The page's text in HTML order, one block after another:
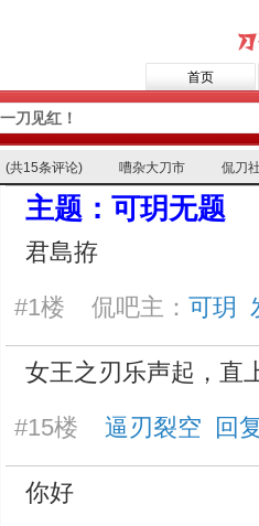
首页
(共15条评论) 嘈杂大刀市 侃刀
主题：可玥无题
君島拵
#1楼 侃吧主： 可玥
女王之刃乐声起，直
#15楼 逼刃裂空 回
你好